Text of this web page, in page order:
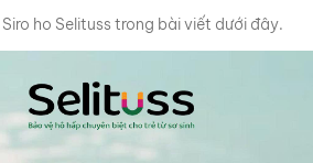
Siro ho Selituss trong bài viết dưới đây.